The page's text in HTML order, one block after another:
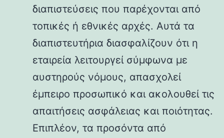
διαπιστεύσεις που παρέχονται από
τοπικές ή εθνικές αρχές. Αυτά τα
διαπιστευτήρια διασφαλίζουν ότι η
εταιρεία λειτουργεί σύμφωνα με
αυστηρούς νόμους, απασχολεί
έμπειρο προσωπικό και ακολουθεί τις
απαιτήσεις ασφάλειας και ποιότητας.
Επιπλέον, τα προσόντα από